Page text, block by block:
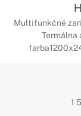
Multifunkčné
1